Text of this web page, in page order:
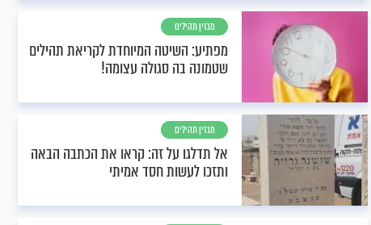
מגזין תהילים
מפתיע: השיטה המיוחדת לקריאת תהילים
שטמונה בה סגולה עצומה!
מגזין תהילים
אל תדלגו על זה: קראו את הכתבה הבאה
ותזכו לעשות חסד אמיתי